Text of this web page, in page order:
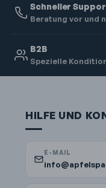
Schneller
Beratung vor und
B2B
Spezielle
HILFE UND
E-MAIL